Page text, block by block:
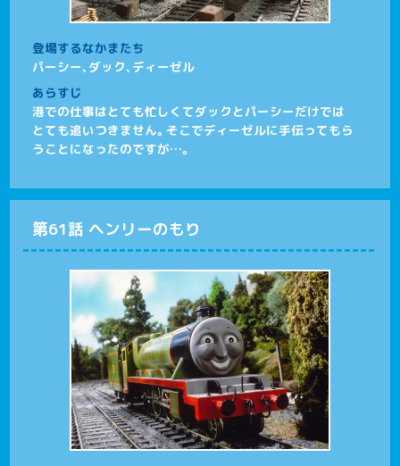
登場するなかまたち
パーシー、ダック、ディーゼル
あらすじ
港での仕事はとても忙しくてダックとパーシーだけでは
とても追いつきません。そこでディーゼルに手伝ってもら
うことになったのですが…。
第61話 ヘンリーのもり